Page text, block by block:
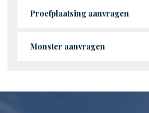
Proefplaatsing aanvragen
Monster aanvragen